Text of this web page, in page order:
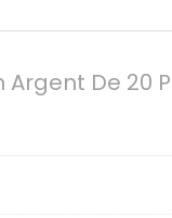
De 20